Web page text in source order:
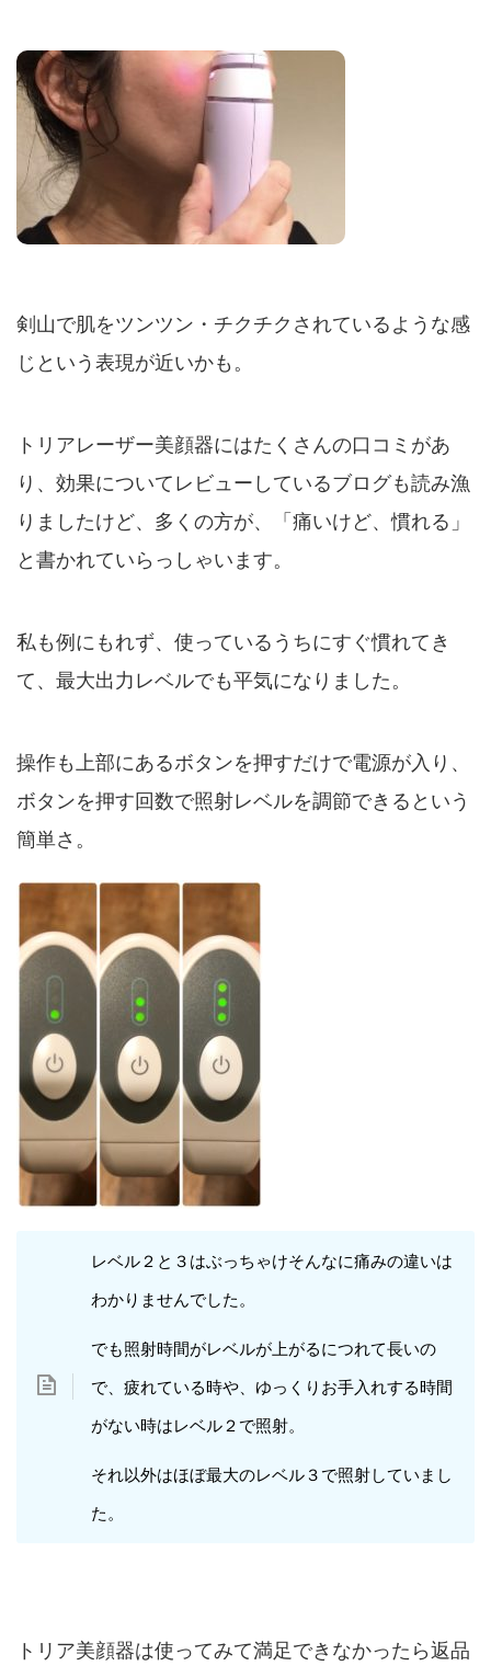
剣山で肌をツンツン・チクチクされているような感
じという表現が近いかも。
トリアレーザー美顔器にはたくさんの口コミがあ
り、効果についてレビューしているブログも読み漁
りましたけど、多くの方が、「痛いけど、慣れる」
と書かれていらっしゃいます。
私も例にもれず、使っているうちにすぐ慣れてき
て、最大出力レベルでも平気になりました。
操作も上部にあるボタンを押すだけで電源が入り、
ボタンを押す回数で照射レベルを調節できるという
簡単さ。
レベル２と３はぶっちゃけそんなに痛みの違いは
わかりませんでした。
でも照射時間がレベルが上がるにつれて長いの
で、疲れている時や、ゆっくりお手入れする時間
がない時はレベル２で照射。
それ以外はほぼ最大のレベル３で照射していまし
た。
トリア美顔器は使ってみて満足できなかったら返品